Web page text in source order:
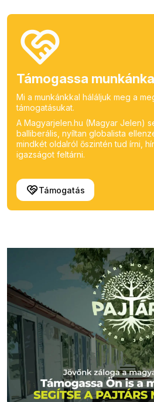
Támogassa
Mi a munkánkkal háláljuk meg a
támogatásukat.
A Magyarjelen.hu (Magyar Jelen)
balliberális, nyíltan globalista
mindkét oldalról őszintén tud írni,
igazságot feltárni.
Támogatás